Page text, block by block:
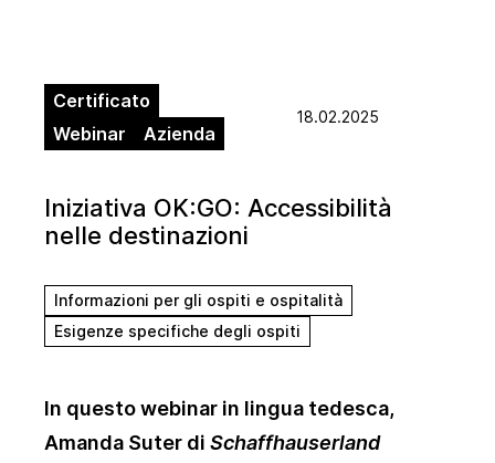
Certificato
Webinar
Azienda
18.02.2025
Iniziativa OK:GO: Accessibilità
nelle destinazioni
Informazioni per gli ospiti e ospitalità
Esigenze specifiche degli ospiti
In questo webinar in lingua tedesca,
Amanda Suter di Schaffhauserland